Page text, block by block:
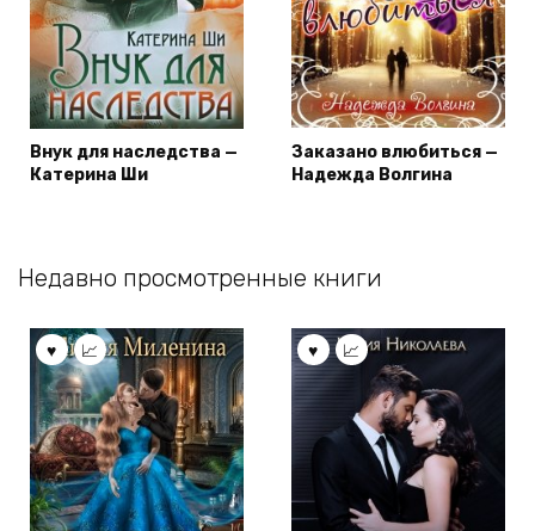
Внук для наследства —
Катерина Ши
Заказано влюбиться —
Надежда Волгина
Недавно просмотренные книги